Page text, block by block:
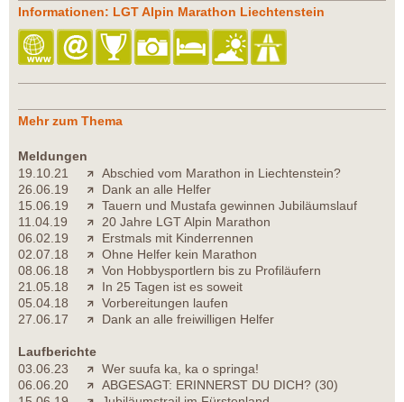
Informationen: LGT Alpin Marathon Liechtenstein
Mehr zum Thema
Meldungen
19.10.21
Abschied vom Marathon in Liechtenstein?
26.06.19
Dank an alle Helfer
15.06.19
Tauern und Mustafa gewinnen Jubiläumslauf
11.04.19
20 Jahre LGT Alpin Marathon
06.02.19
Erstmals mit Kinderrennen
02.07.18
Ohne Helfer kein Marathon
08.06.18
Von Hobbysportlern bis zu Profiläufern
21.05.18
In 25 Tagen ist es soweit
05.04.18
Vorbereitungen laufen
27.06.17
Dank an alle freiwilligen Helfer
Laufberichte
03.06.23
Wer suufa ka, ka o springa!
06.06.20
ABGESAGT: ERINNERST DU DICH? (30)